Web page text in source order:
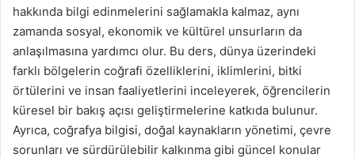
hakkında bilgi edinmelerini sağlamakla kalmaz, aynı
zamanda sosyal, ekonomik ve kültürel unsurların da
anlaşılmasına yardımcı olur. Bu ders, dünya üzerindeki
farklı bölgelerin coğrafi özelliklerini, iklimlerini, bitki
örtülerini ve insan faaliyetlerini inceleyerek, öğrencilerin
küresel bir bakış açısı geliştirmelerine katkıda bulunur.
Ayrıca, coğrafya bilgisi, doğal kaynakların yönetimi, çevre
sorunları ve sürdürülebilir kalkınma gibi güncel konular